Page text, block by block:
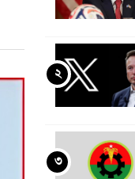
২
৩